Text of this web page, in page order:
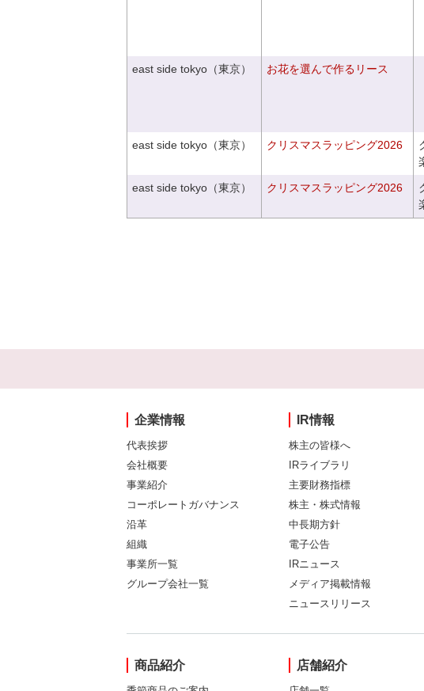
east side tokyo（東京） お花を選んで作るリース
east side tokyo（東京） クリスマスラッピング2026
east side tokyo（東京） クリスマスラッピング2026
企業情報
代表挨拶
会社概要
事業紹介
コーポレートガバナンス
沿革
組織
事業所一覧
グループ会社一覧
IR情報
株主の皆様へ
IRライブラリ
主要財務指標
株主・株式情報
中長期方針
電子公告
IRニュース
メディア掲載情報
ニュースリリース
商品紹介 店舗紹介